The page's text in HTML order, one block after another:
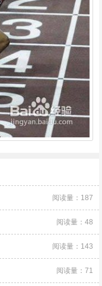
阅读量：187
阅读量：48
阅读量：143
阅读量：71